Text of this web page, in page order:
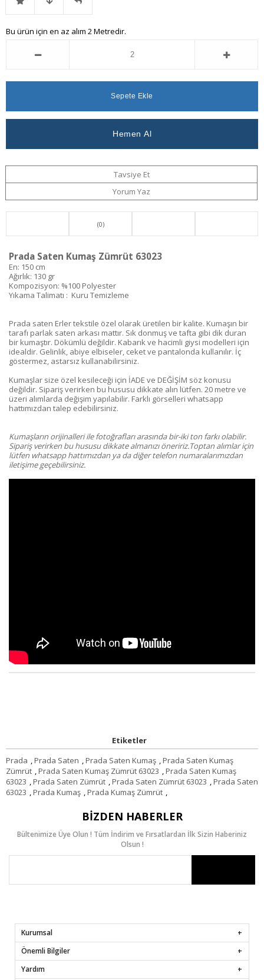
Sipariş Ekle Listeme
İndirimli Fiyat
Ver
Gelince
Bu ürün için en az alım 2 Metredir.
Tavsiye Et
Yorum Yaz
(0)
Prada Saten Kumaş Zümrüt 63023
En: 150 cm
Ağırlık: 130 gr
Kompozisyon: %100 Polyester
Yıkama Talimatı : Kuru Temizleme
Prada saten Erler tekstile özel olarak üretilen bir kalite. Kumaşın bir
tarafı parlak saten arkası mattır. Sık donmuş ve tafta gibi dik duran
bir kumaştır. Dökümlü değildir. Kabarık ve hacimli giysi modelleri için
idealdir. Gelinlik, abiye elbiseler, ceket ve pantalonda kullanılır. İç
göstermez, astarsız kullanabilirsiniz.
Kumaşlar size özel kesileceği için İADE ve DEĞİŞİM söz konusu
değildir. Sipariş verirken bu hususu dikkate alın lütfen. 20 metre ve
üzeri alımlarda değişim yapılabilir. Farklı görselleri whatsapp
hattımızdan talep edebilirsiniz.
Kumaşların orijinalleri ile fotoğrafları arasında bir-iki ton farkı olabilir.
Sipariş verirken bu hususu dikkate almanızı öneririz.Toptan alımlar için
lütfen whatsapp hattımızdan ya da diğer telefon numaralarımızdan
iletişime geçebilirsiniz.
Etiketler
Prada ,Prada Saten ,Prada Saten Kumaş ,Prada Saten Kumaş
Zümrüt ,Prada Saten Kumaş Zümrüt 63023 ,Prada Saten Kumaş
63023 ,Prada Saten Zümrüt ,Prada Saten Zümrüt 63023 ,Prada Saten
63023 ,Prada Kumaş ,Prada Kumaş Zümrüt ,
BIZDEN HABERLER
Bültenimize Üye Olun ! Tüm İndirim ve Fırsatlardan İlk Sizin Haberiniz
Olsun !
Kurumsal
Önemli Bilgiler
Yardım